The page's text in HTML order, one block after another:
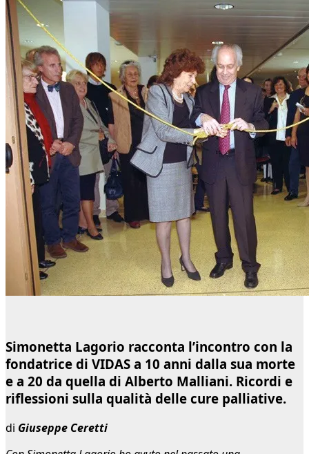
Simonetta Lagorio racconta l’incontro con la
fondatrice di VIDAS a 10 anni dalla sua morte
e a 20 da quella di Alberto Malliani. Ricordi e
riflessioni sulla qualità delle cure palliative.
di Giuseppe Ceretti